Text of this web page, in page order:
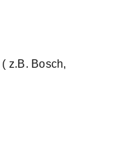
( z.B. Bosch,